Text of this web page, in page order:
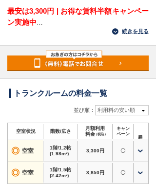
最安は3,300円 | お得な賃料半額キャンペー
ン実施中
ルームです。JR鹿児島本線「赤間駅」から車で2
分、黒町踏切交差点からすぐの場所にあり、三郎
丸・赤間・田久・自由ヶ丘方面から荷物を運びや
すい立地です。宗像市で自宅外の収納場所やレン
タル倉庫を探している方に適しています。
1.2帖から8.3帖までサイズがあり、衣類や季節用
す。バイク専用コンテナもあるため、自宅での屋
外保管が不安な方や、バイクの置き場所にお困り
の方にも向いています。
対応用途・設備
・バイク専用タイプあり
続きを見る
トランクルームの料金一覧
並び順： 利用料の安い順
空室状況 階数/広さ
月額利用
料金（税込）
キャン
ペーン
◎ 空室
1階/1.2帖
(1.98m²)
3,300円 〇
◎ 空室
1階/1.5帖
(2.42m²)
3,850円 〇